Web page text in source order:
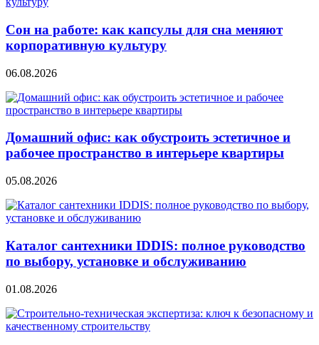
Сон на работе: как капсулы для сна меняют
корпоративную культуру
06.08.2026
Домашний офис: как обустроить эстетичное и
рабочее пространство в интерьере квартиры
05.08.2026
Каталог сантехники IDDIS: полное руководство
по выбору, установке и обслуживанию
01.08.2026